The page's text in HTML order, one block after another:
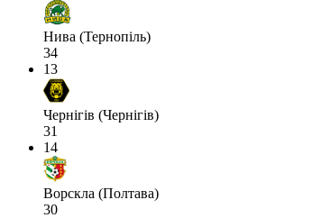
Нива (Тернопіль)
34
13
Чернігів (Чернігів)
31
14
Ворскла (Полтава)
30